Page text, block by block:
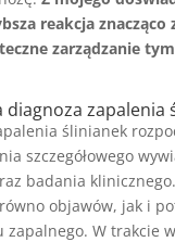
reakcja znacząco
zarządzanie
diagnoza zapalenia
ślinianek
szczegółowego
badania
objawów, jak i
zapalnego. W trakcie